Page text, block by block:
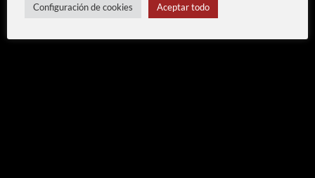
Configuración de cookies Aceptar todo